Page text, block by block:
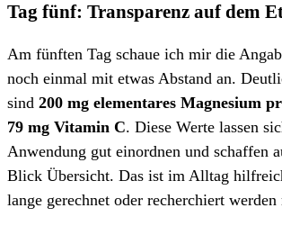
Tag fünf: Transparenz auf dem
Am fünften Tag schaue ich mir die
noch einmal mit etwas Abstand an.
sind 200 mg elementares Magnesium
79 mg Vitamin C. Diese Werte lassen
Anwendung gut einordnen und schaffen
Blick Übersicht. Das ist im Alltag
lange gerechnet oder recherchiert werden